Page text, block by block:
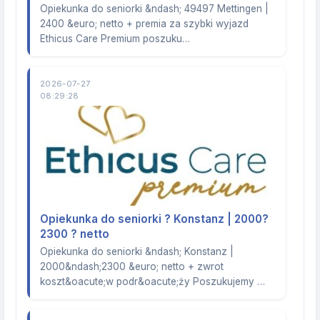
Opiekunka do seniorki &ndash; 49497 Mettingen |
2400 &euro; netto + premia za szybki wyjazd
Ethicus Care Premium poszuku…
2026-07-27
08:29:28
Opiekunka do seniorki ? Konstanz | 2000?
2300 ? netto
Opiekunka do seniorki &ndash; Konstanz |
2000&ndash;2300 &euro; netto + zwrot
koszt&oacute;w podr&oacute;ży Poszukujemy …